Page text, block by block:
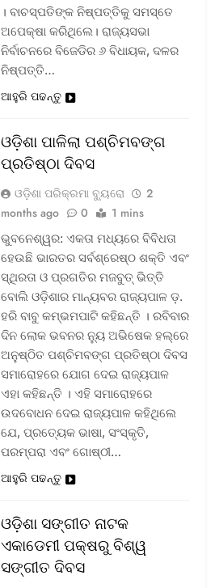
। ବାଚସ୍ପତିଙ୍କ ନିଷ୍ପତ୍ତିକୁ ସମସ୍ତେ
ଅପେକ୍ଷା କରିଥିଲେ। ରାଜ୍ୟସଭା
ନିର୍ବାଚନରେ ବିଜେଡିର ୬ ବିଧାୟକ, ଦଳର
ନିଷ୍ପତ୍ତି…
ଆହୁରି ପଢନ୍ତୁ
ଓଡ଼ିଶା ପାଳିଲା ପଶ୍ଚିମବଙ୍ଗ
ପ୍ରତିଷ୍ଠା ଦିବସ
ଓଡ଼ିଶା ପରିକ୍ରମା ବ୍ୟୁରୋ
2
months ago
0 1 mins
ଭୁବନେଶ୍ୱର: ଏକତା ମଧ୍ୟରେ ବିବିଧତା
ହେଉଛି ଭାରତର ସର୍ବଶ୍ରେଷ୍ଠ ଶକ୍ତି ଏବଂ
ସ୍ଥିରତା ଓ ପ୍ରଗତିର ମଜବୁତ୍ ଭିତ୍ତି
ବୋଲି ଓଡ଼ିଶାର ମାନ୍ୟବର ରାଜ୍ୟପାଳ ଡ଼.
ହରି ବାବୁ କମ୍ଭମପାଟି କହିଛନ୍ତି । ରବିବାର
ଦିନ ଲୋକ ଭବନର ନ୍ୟୁ ଅଭିଷେକ ହଲ୍‌ରେ
ଅନୁଷ୍ଠିତ ପଶ୍ଚିମବଙ୍ଗ ପ୍ରତିଷ୍ଠା ଦିବସ
ସମାରୋହରେ ଯୋଗ ଦେଇ ରାଜ୍ୟପାଳ
ଏହା କହିଛନ୍ତି । ଏହି ସମାରୋହରେ
ଉଦବୋଧନ ଦେଇ ରାଜ୍ୟପାଳ କହିଥିଲେ
ଯେ, ପ୍ରତ୍ୟେକ ଭାଷା, ସଂସ୍କୃତି,
ପରମ୍ପରା ଏବଂ ଗୋଷ୍ଠୀ…
ଆହୁରି ପଢନ୍ତୁ
ଓଡ଼ିଶା ସଙ୍ଗୀତ ନାଟକ
ଏକାଡେମୀ ପକ୍ଷରୁ ବିଶ୍ୱ
ସଙ୍ଗୀତ ଦିବସ